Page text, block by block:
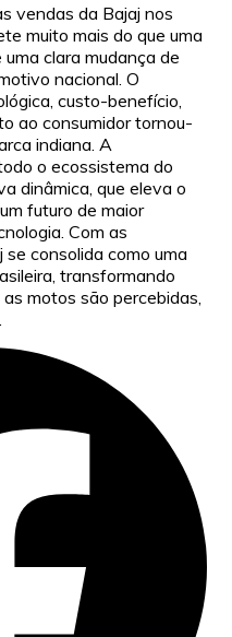
vendas da Bajaj nos
muito mais do que uma
clara mudança de
nacional. O
custo-benefício,
ao consumidor tornou-
indiana. A
o ecossistema do
dinâmica, que eleva o
futuro de maior
Com as
consolida como uma
transformando
motos são percebidas,